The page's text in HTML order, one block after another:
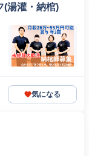
(湯灌・納棺)
気になる